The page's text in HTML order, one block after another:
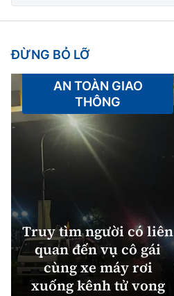
ĐỪNG BỎ LỠ
Truy tìm người có liên
quan đến vụ cô gái
cùng xe máy rơi
xuống kênh tử vong
AN TOÀN GIAO
THÔNG